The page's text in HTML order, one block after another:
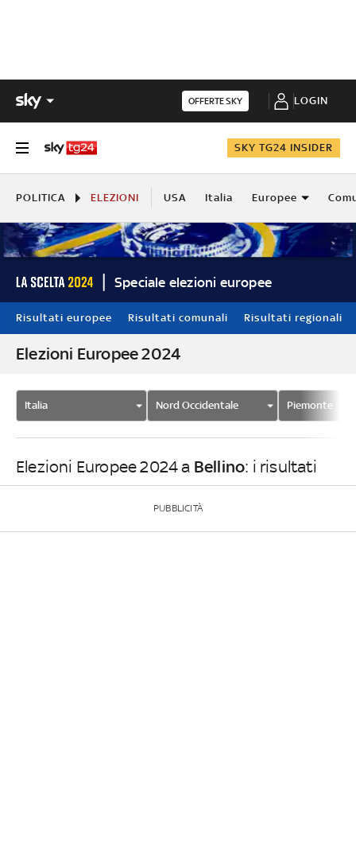
OFFERTE SKY LOGIN
SKY TG24 INSIDER
POLITICA ELEZIONI USA Italia Europee
Speciale elezioni europee
Risultati europee Risultati comunali Risultati regionali
Elezioni Europee 2024
Italia Nord Occidentale Piemonte
Elezioni Europee 2024 a Bellino: i risultati
PUBBLICITÀ